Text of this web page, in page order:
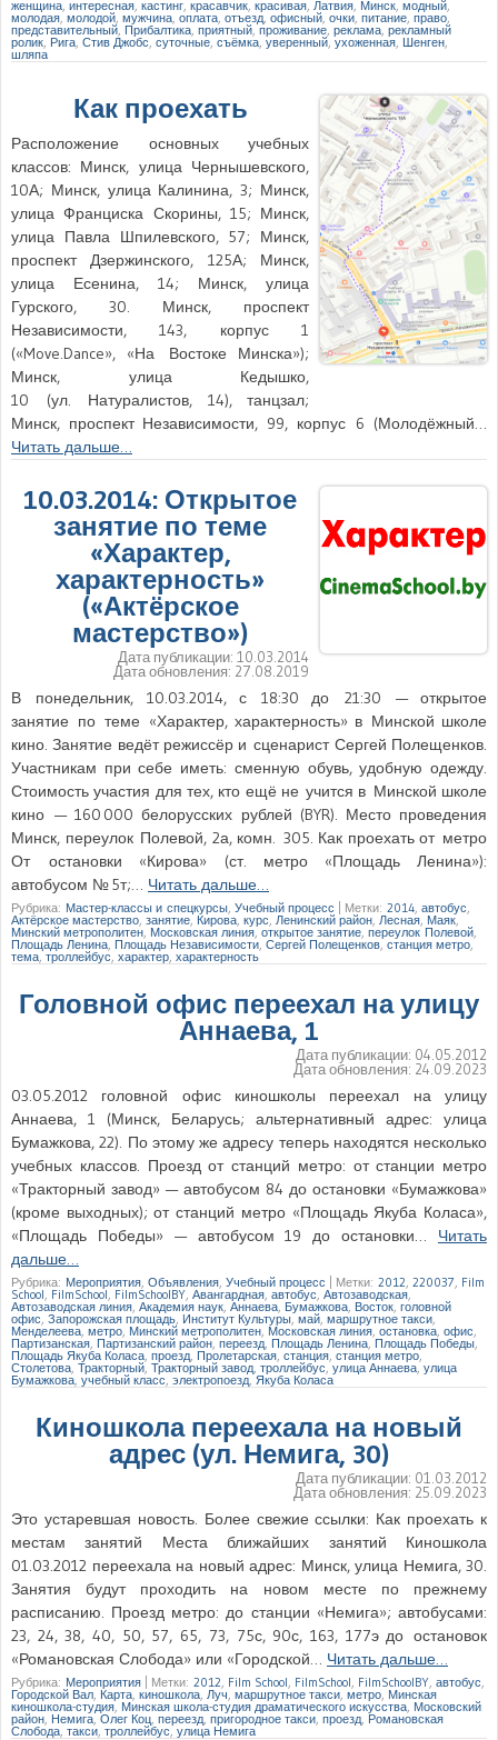
женщина интересная кастинг, красавчик красивая Латвия Минск модный,
молодая, молодой мужчина оплата отъезд офисный очки питание право,
представительный Прибалтика приятный ,проживание реклама рекламный
ролик Рига Стив Джобс суточные съёмка уверенный ,ухоженная Шенген
шляпа
Как проехать
Расположение основных учебных
классов: Минск, улица Чернышевского,
10А; Минск, улица Калинина, 3; Минск,
улица Франциска Скорины, 15; Минск,
улица Павла Шпилевского, 57; Минск,
проспект Дзержинского, 125А; Минск,
улица Есенина, 14; Минск, улица
Гурского, 30. Минск, проспект
Независимости, 143, корпус 1
(«Move.Dance», «На Востоке Минска»);
Минск, улица Кедышко,
10 (ул. Натуралистов, 14), танцзал;
Минск, проспект Независимости, 99, корпус 6 (Молодёжный…
Читать дальше…
10.03.2014: Открытое
занятие по теме
«Характер,
характерность»
(«Актёрское
мастерство»)
Дата публикации: 10.03.2014
Дата обновления: 27.08.2019
В понедельник, 10.03.2014, с 18:30 до 21:30 — открытое
занятие по теме «Характер, характерность» в Минской школе
кино. Занятие ведёт режиссёр и сценарист Сергей Полещенков.
Участникам при себе иметь: сменную обувь, удобную одежду.
Стоимость участия для тех, кто ещё не учится в Минской школе
кино — 160 000 белорусских рублей (BYR). Место проведения
Минск, переулок Полевой, 2а, комн. 305. Как проехать от метро
От остановки «Кирова» (ст. метро «Площадь Ленина»):
автобусом № 5т;… Читать дальше…
Рубрика: Мастер-классы и спецкурсы Учебный процесс Метки: 2014 автобус
Актёрское мастерство занятие, Кирова курс Ленинский район Лесная Маяк,
Минский метрополитен Московская линия, открытое занятие переулок Полевой
Площадь Ленина Площадь Независимости Сергей Полещенков, станция метро
тема ,троллейбус характер характерность
Головной офис переехал на улицу
Аннаева, 1
Дата публикации: 04.05.2012
Дата обновления: 24.09.2023
03.05.2012 головной офис киношколы переехал на улицу
Аннаева, 1 (Минск, Беларусь; альтернативный адрес: улица
Бумажкова, 22). По этому же адресу теперь находятся несколько
учебных классов. Проезд от станций метро: от станции метро
«Тракторный завод» — автобусом 84 до остановки «Бумажкова»
(кроме выходных); от станций метро «Площадь Якуба Коласа»,
«Площадь Победы» — автобусом 19 до остановки… Читать
дальше…
Рубрика: Мероприятия Объявления Учебный процесс Метки: 2012 220037 Film
School FilmSchool FilmSchoolBY Авангардная автобус Автозаводская
Автозаводская линия Академия наук Аннаева Бумажкова Восток головной
офис Запорожская площадь Институт Культуры,май маршрутное такси
Менделеева метро Минский метрополитен Московская линия остановка офис
Партизанская Партизанский район переезд Площадь Ленина ,Площадь Победы
Площадь Якуба Коласа проезд Пролетарская станция станция метро,
Столетова Тракторный, Тракторный завод троллейбус ,улица Аннаева, улица
Бумажкова учебный класс электропоезд ,Якуба Коласа
Киношкола переехала на новый
адрес (ул. Немига, 30)
Дата публикации: 01.03.2012
Дата обновления: 25.09.2023
Это устаревшая новость. Более свежие ссылки: Как проехать к
местам занятий Места ближайших занятий Киношкола
01.03.2012 переехала на новый адрес: Минск, улица Немига, 30.
Занятия будут проходить на новом месте по прежнему
расписанию. Проезд метро: до станции «Немига»; автобусами:
23, 24, 38, 40, 50, 57, 65, 73, 75с, 90с, 163, 177э до остановок
«Романовская Слобода» или «Городской… Читать дальше…
Рубрика: Мероприятия Метки: 2012 Film School FilmSchool FilmSchoolBY автобус
Городской Вал Карта киношкола Луч маршрутное такси метро Минская
киношкола-студия, Минская школа-студия драматического искусства Московский
район Немига, Олег Коц переезд пригородное такси проезд Романовская
Слобода такси троллейбус, улица Немига